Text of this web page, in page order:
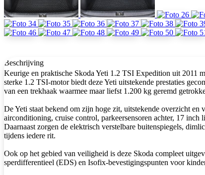
Beschrijving
Keurige en praktische Skoda Yeti 1.2 TSI Expedition uit 2011
sterke 1.2 TSI-motor biedt deze Yeti uitstekende prestaties
van een trekhaak waarmee maar liefst 1.200 kg geremd
De Yeti staat bekend om zijn hoge zit, uitstekende overzicht
airconditioning, cruise control, parkeersensoren achter, 17 inch
Daarnaast zorgen de elektrisch verstelbare buitenspiegels,
tijdens iedere rit.
Ook op het gebied van veiligheid is deze Skoda compleet
sperdifferentieel (EDS) en Isofix-bevestigingspunten voor